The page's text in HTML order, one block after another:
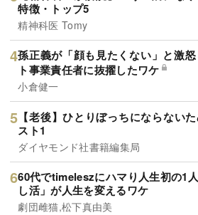
特徴・トップ5
精神科医 Tomy
孫正義が「顔も見たくない」と激
ト事業責任者に抜擢したワケ
小倉健一
【老後】ひとりぼっちにならない
スト1
ダイヤモンド社書籍編集局
60代でtimeleszにハマり人生初の1
し活」が人生を変えるワケ
劇団雌猫,松下真由美